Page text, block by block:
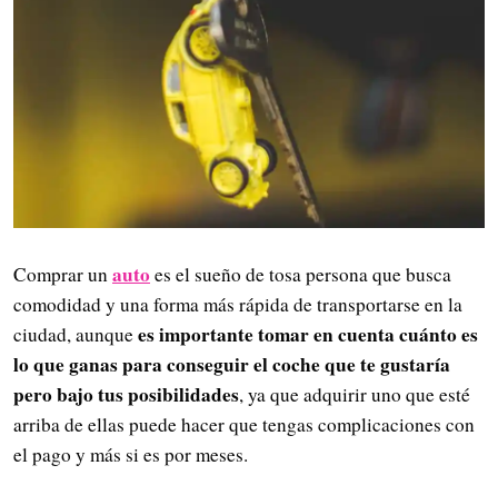
Comprar un autoes el sueño de tosa persona que busca
comodidad y una forma más rápida de transportarse en la
ciudad, aunquees importante tomar en cuenta cuánto es
lo que ganas para conseguir el coche que te gustaría
pero bajo tus posibilidades, ya que adquirir uno que esté
arriba de ellas puede hacer que tengas complicaciones con
el pago y más si es por meses.